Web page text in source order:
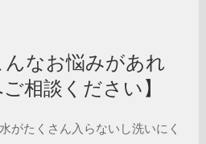
んなお悩みがあれ
相談ください】
がたくさん入らないし洗いにく